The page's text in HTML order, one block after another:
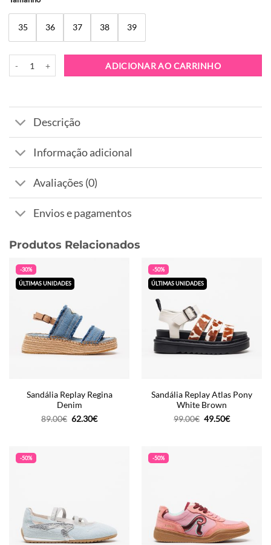
35 36 37 38 39
ADICIONAR AO CARRINHO
Descrição
Informação adicional
Avaliações (0)
Envios e pagamentos
Produtos Relacionados
-30%
ÚLTIMAS UNIDADES
Sandália Replay Regina
Denim
89.00€ O
62.30€O
-50%
ÚLTIMAS UNIDADES
Sandália Replay Atlas Pony
White Brown
99.00€ O
49.50€O
-50% -50%